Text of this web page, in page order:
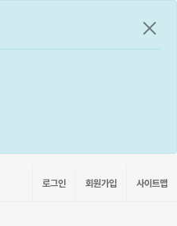
공지
로그인 회원가입 사이트맵